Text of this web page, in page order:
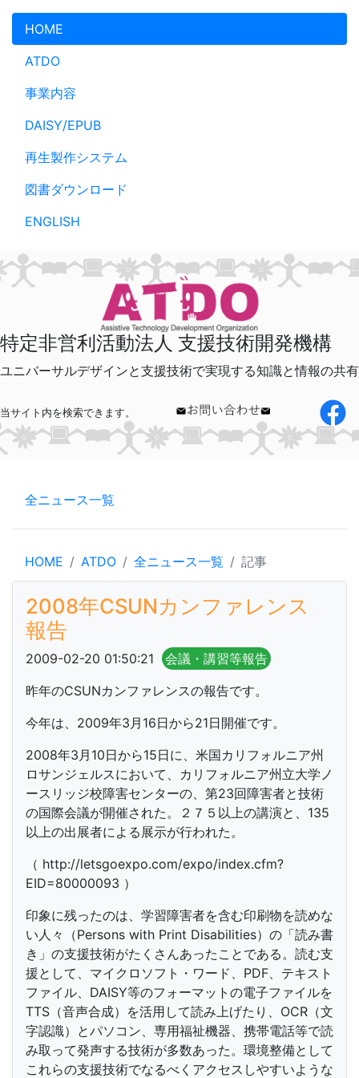
メインコンテンツへスキップ
HOME
ATDO
事業内容
DAISY/EPUB
再生製作システム
図書ダウンロード
ENGLISH
特定非営利活動法人 支援技術開発機構
ユニバーサルデザインと支援技術で実現する知識と情報の共有
当サイト内を検索できます。
全ニュース一覧
HOME ATDO 全ニュース一覧 記事
2008年CSUNカンファレンス
報告
2009-02-20 01:50:21
会議・講習等報告
昨年のCSUNカンファレンスの報告です。
今年は、2009年3月16日から21日開催です。
2008年3月10日から15日に、米国カリフォルニア州
ロサンジェルスにおいて、カリフォルニア州立大学ノ
ースリッジ校障害センターの、第23回障害者と技術
の国際会議が開催された。２７５以上の講演と、135
以上の出展者による展示が行われた。
（ http://letsgoexpo.com/expo/index.cfm?
EID=80000093 ）
印象に残ったのは、学習障害者を含む印刷物を読めな
い人々（Persons with Print Disabilities）の「読み書
き」の支援技術がたくさんあったことである。読む支
援として、マイクロソフト・ワード、PDF、テキスト
ファイル、DAISY等のフォーマットの電子ファイルを
TTS（音声合成）を活用して読み上げたり、OCR（文
字認識）とパソコン、専用福祉機器、携帯電話等で読
み取って発声する技術が多数あった。環境整備として
これらの支援技術でなるべくアクセスしやすいような